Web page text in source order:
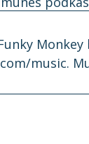
music.